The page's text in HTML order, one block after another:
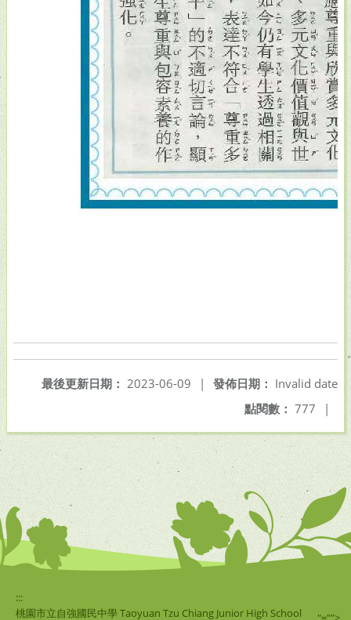
發佈日期： Invalid date
最後更新日期： 2023-06-09
|
點閱數： 777 |
:::
桃園市立自強國民中學 Taoyuan Tzu Chiang Junior High School